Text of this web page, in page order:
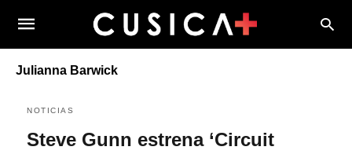
Julianna Barwick
NOTICIAS
Steve Gunn estrena ‘Circuit